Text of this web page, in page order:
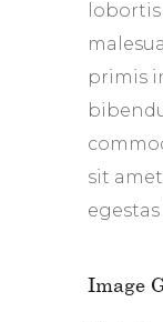
primis
sit
Image